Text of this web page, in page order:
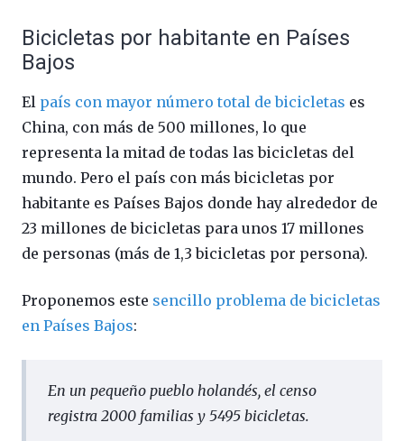
Bicicletas por habitante en Países
Bajos
El país con mayor número total de bicicletas es
China, con más de 500 millones, lo que
representa la mitad de todas las bicicletas del
mundo. Pero el país con más bicicletas por
habitante es Países Bajos donde hay alrededor de
23 millones de bicicletas para unos 17 millones
de personas (más de 1,3 bicicletas por persona).
Proponemos este sencillo problema de bicicletas
en Países Bajos:
En un pequeño pueblo holandés, el censo
registra 2000 familias y 5495 bicicletas.